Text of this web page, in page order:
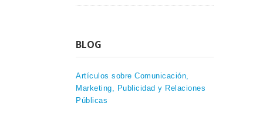
BLOG
Artículos sobre Comunicación,
Marketing, Publicidad y Relaciones
Públicas